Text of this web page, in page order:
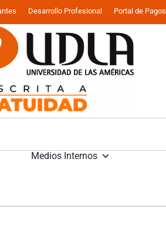
Desarrollo Profesional Portal de Pagos
Medios Internos